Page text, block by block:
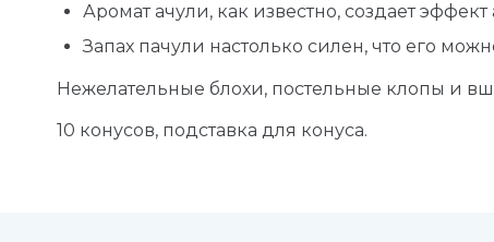
Аромат ачули, как известно, создает
Запах пачули настолько силен, что его
Нежелательные блохи, постельные клопы и
10 конусов, подставка для конуса.